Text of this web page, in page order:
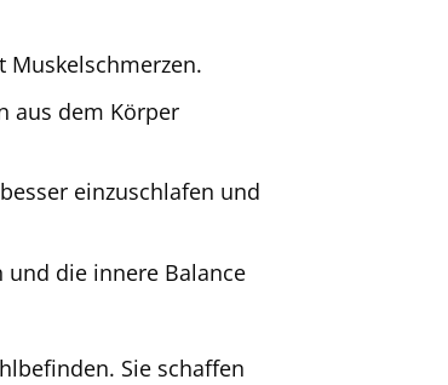
Muskelschmerzen.
aus dem Körper
einzuschlafen und
und die innere Balance
Sie schaffen